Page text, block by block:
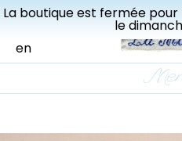
La boutique est fermée
le
Livraisons gratuites à
en